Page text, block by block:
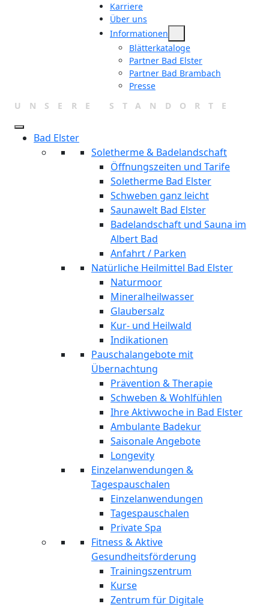
Karriere
Über uns
Informationen
Blätterkataloge
Partner Bad Elster
Partner Bad Brambach
Presse
UNSERE STANDORTE
Bad Elster
Soletherme & Badelandschaft
Öffnungszeiten und Tarife
Soletherme Bad Elster
Schweben ganz leicht
Saunawelt Bad Elster
Badelandschaft und Sauna im
Albert Bad
Anfahrt / Parken
Natürliche Heilmittel Bad Elster
Naturmoor
Mineralheilwasser
Glaubersalz
Kur- und Heilwald
Indikationen
Pauschalangebote mit
Übernachtung
Prävention & Therapie
Schweben & Wohlfühlen
Ihre Aktivwoche in Bad Elster
Ambulante Badekur
Saisonale Angebote
Longevity
Einzelanwendungen &
Tagespauschalen
Einzelanwendungen
Tagespauschalen
Private Spa
Fitness & Aktive
Gesundheitsförderung
Trainingszentrum
Kurse
Zentrum für Digitale